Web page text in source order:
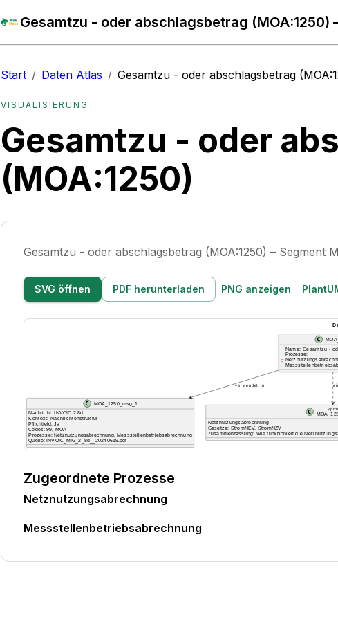
Gesamtzu - oder abschlagsbetrag (MOA:1250)
Start / Daten Atlas / Gesamtzu - oder abschlagsbetrag
VISUALISIERUNG
Gesamtzu - oder
(MOA:1250)
Gesamtzu - oder abschlagsbetrag (MOA:1250) – Segment
SVG öffnen PDF herunterladen PNG anzeigen
Zugeordnete Prozesse
Netznutzungsabrechnung
Messstellenbetriebsabrechnung